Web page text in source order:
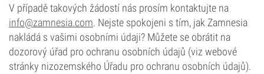
V případě takových žádostí nás prosím kontaktujte na
info@zamnesia.com. Nejste spokojeni s tím, jak Zamnesia
nakládá s vašimi osobními údaji? Můžete se obrátit na
dozorový úřad pro ochranu osobních údajů (viz webové
stránky nizozemského Úřadu pro ochranu osobních údajů).